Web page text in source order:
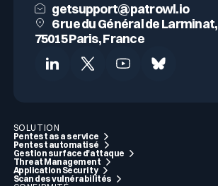
getsupport@patrowl.io
6 rue du Général de Larminat,
75015 Paris, France
SOLUTION
Pentest as a service
Pentest automatisé
Gestion surface d'attaque
Threat Management
Application Security
Scan des vulnérabilités